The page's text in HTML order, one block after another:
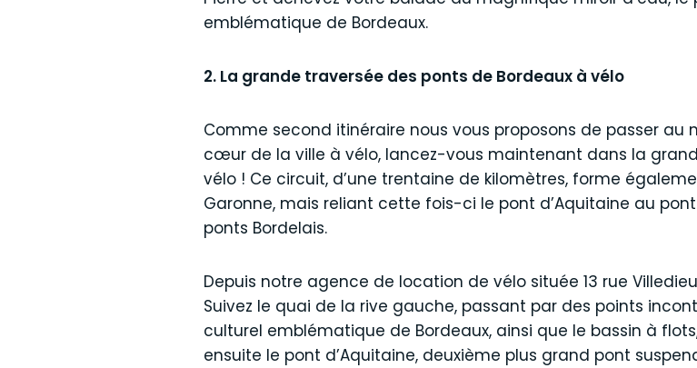
emblématique de Bordeaux.
2. La grande traversée des ponts de Bordeaux à vélo
Comme second itinéraire nous vous proposons de passer au
cœur de la ville à vélo, lancez-vous maintenant dans la
vélo ! Ce circuit, d’une trentaine de kilomètres, forme
Garonne, mais reliant cette fois-ci le pont d’Aquitaine au
ponts Bordelais.
Depuis notre agence de location de vélo située 13 rue
Suivez le quai de la rive gauche, passant par des points
culturel emblématique de Bordeaux, ainsi que le bassin à
ensuite le pont d’Aquitaine, deuxième plus grand pont